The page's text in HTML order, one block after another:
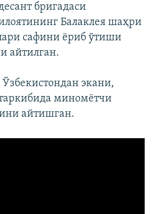
бригадаси
Балаклея шаҳри
сафини ёриб ўтиши
айтилган.
экани,
миномётчи
айтишган.